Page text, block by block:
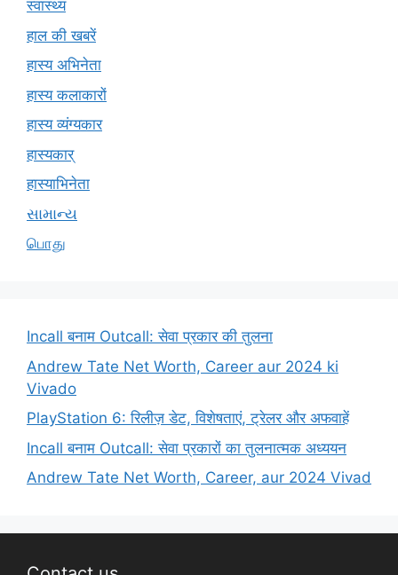
स्वास्थ्य
हाल की खबरें
हास्य अभिनेता
हास्य कलाकारों
हास्य व्यंग्यकार
हास्यकार्
हास्याभिनेता
સામાન્ય
பொது
Incall बनाम Outcall: सेवा प्रकार की तुलना
Andrew Tate Net Worth, Career aur 2024 ki
Vivado
PlayStation 6: रिलीज़ डेट, विशेषताएं, ट्रेलर और अफवाहें
Incall बनाम Outcall: सेवा प्रकारों का तुलनात्मक अध्ययन
Andrew Tate Net Worth, Career, aur 2024 Vivad